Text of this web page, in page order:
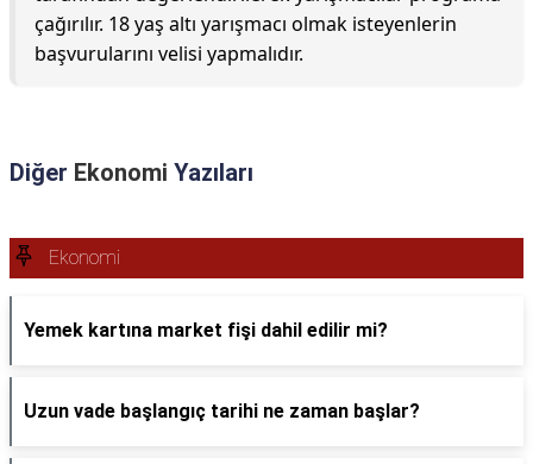
çağırılır. 18 yaş altı yarışmacı olmak isteyenlerin
başvurularını velisi yapmalıdır.
Diğer Ekonomi Yazıları
Ekonomi
Yemek kartına market fişi dahil edilir mi?
Uzun vade başlangıç tarihi ne zaman başlar?